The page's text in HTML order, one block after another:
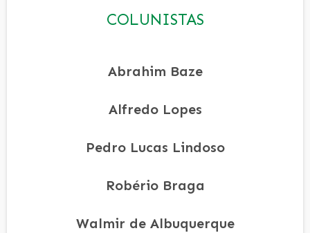
COLUNISTAS
Abrahim Baze
Alfredo Lopes
Pedro Lucas Lindoso
Robério Braga
Walmir de Albuquerque